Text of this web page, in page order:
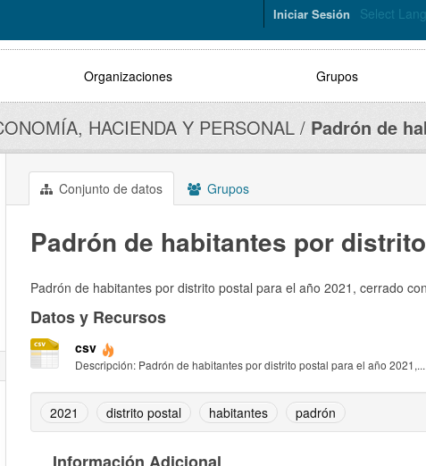
Select
Iniciar Sesión
Organizaciones Grupos
HACIENDA Y PERSONAL Padrón de
Conjunto de datos Grupos
Padrón de habitantes por
Padrón de habitantes por distrito postal para el año 2021, cerrado
Datos y Recursos
csv
Descripción: Padrón de habitantes por distrito postal para el año 2021,...
2021 distrito postal habitantes padrón